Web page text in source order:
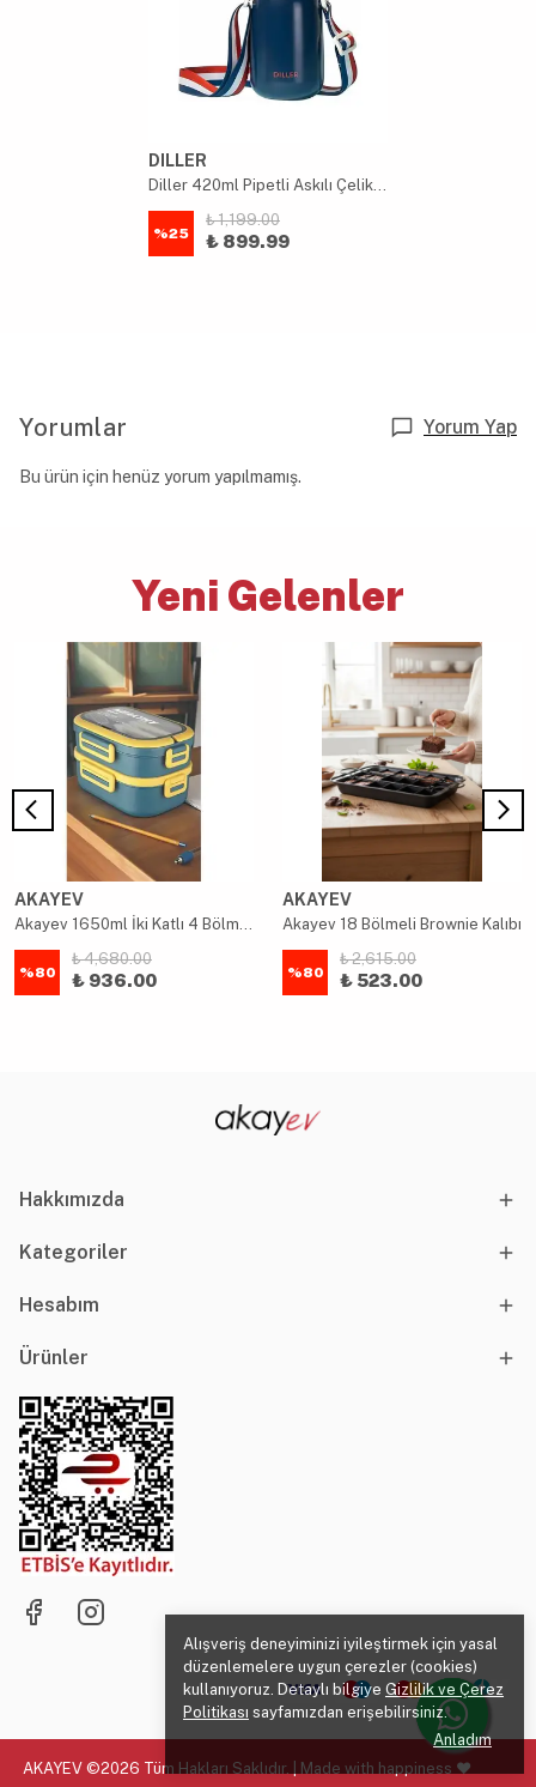
Alışveriş deneyiminizi iyileştirmek için yasal
düzenlemelere uygun çerezler (cookies)
kullanıyoruz. Detaylı bilgiye Gizlilik ve Çerez
Politikası sayfamızdan erişebilirsiniz.
Anladım
DILLER
Diller 420ml Pipetli Askılı Çelik Lacivert Çocuk Termos Matara 6 Saat Sıcak/soğuk Tutma Süresi
%25
₺ 1,199.00
₺ 899.99
Yorumlar Yorum Yap
Bu ürün için henüz yorum yapılmamış.
Yeni Gelenler
AKAYEV
Akayev 1650ml İki Katlı 4 Bölmeli Çelik Yemek Kabı Mavi
%80
₺ 4,680.00
₺ 936.00
AKAYEV
Akayev 18 Bölmeli Brownie Kalıbı
%80
₺ 2,615.00
₺ 523.00
Hakkımızda
Kategoriler
Hesabım
Ürünler
AKAYEV ©2026 Tüm Hakları Saklıdır. | Made with happiness ♥